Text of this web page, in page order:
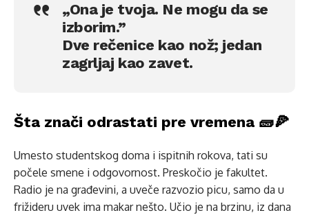
„Ona je tvoja. Ne mogu da se
izborim.”
Dve rečenice kao nož; jedan
zagrljaj kao zavet.
Šta znači odrastati pre vremena 🧱🍕
Umesto studentskog doma i ispitnih rokova, tati su
počele smene i odgovornost. Preskočio je fakultet.
Radio je na građevini, a uveče razvozio picu, samo da u
frižideru uvek ima makar nešto. Učio je na brzinu, iz dana